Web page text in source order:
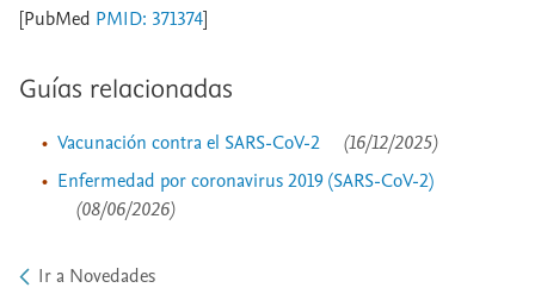
[PubMed PMID: 371374]
Guías relacionadas
Vacunación contra el SARS-CoV-2
(16/12/2025)
Enfermedad por coronavirus 2019 (SARS-CoV-2)
(08/06/2026)
Ir a Novedades